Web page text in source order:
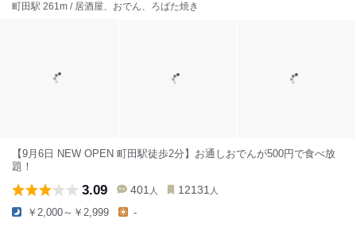
町田駅 261m / 居酒屋、おでん、ろばた焼き
【9月6日 NEW OPEN 町田駅徒歩2分】お通しおでんが500円で食べ放
題！
3.09 401 人 12131 人
￥2,000～￥2,999 -